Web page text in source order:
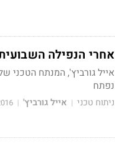
אחרי הנפילה
נפתח
ניתוח טכני | אייל גורביץ' |